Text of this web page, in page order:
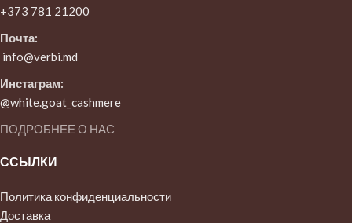
+373 781 21200
Почта:
info@verbi.md
Инстаграм:
@white.goat_cashmere
ПОДРОБНЕЕ О НАС
ССЫЛКИ
Политика конфиденциальности
Доставка